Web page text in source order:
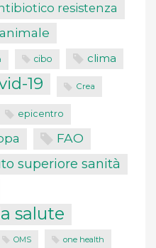
resistenza
cibo clima
19 Crea
epicentro
FAO
superiore sanità
salute
OMS one health